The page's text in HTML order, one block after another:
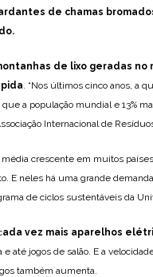
de chamas
de lixo geradas
. “Nos últimos cinco anos, a
a população mundial e 13%
Internacional de
média crescente em muitos
E neles há uma grande
de ciclos sustentáveis da
ada vez mais aparelhos
e até jogos de salão. E a
também aumenta.